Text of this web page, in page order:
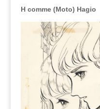
H comme (Moto) Hagio